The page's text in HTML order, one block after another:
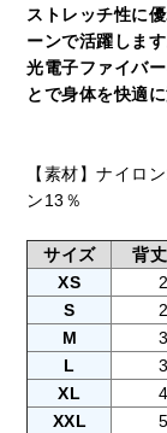
ストレッチ性に
ーンで活躍します
光電子ファイバ
とで身体を快適に
【素材】ナイロ
ン13％
サイズ 背丈
XS
S
M
L
XL
XXL